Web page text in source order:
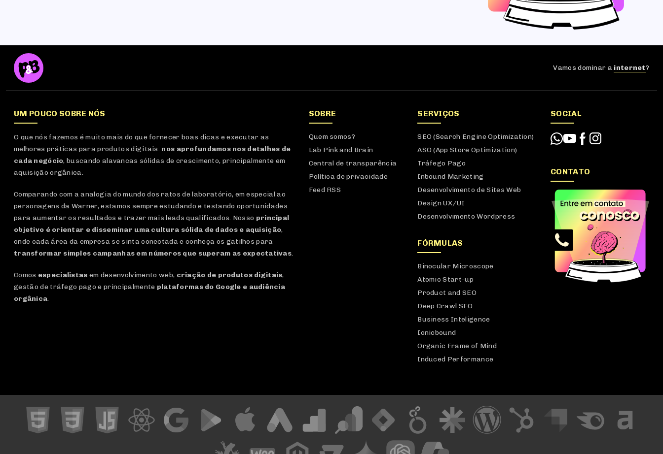
Vamos dominar a internet?
UM POUCO SOBRE NÓS
O que nós fazemos é muito mais do que fornecer boas dicas e executar as
melhores práticas para produtos digitais: nos aprofundamos nos detalhes de
cada negócio, buscando alavancas sólidas de crescimento, principalmente em
aquisição orgânica.
Comparando com a analogia do mundo dos ratos de laboratório, em especial ao
personagens da Warner, estamos sempre estudando e testando oportunidades
para aumentar os resultados e trazer mais leads qualificados. Nosso principal
objetivo é orientar e disseminar uma cultura sólida de dados e aquisição,
onde cada área da empresa se sinta conectada e conheça os gatilhos para
transformar simples campanhas em números que superam as expectativas.
Comos especialistas em desenvolvimento web, criação de produtos digitais,
gestão de tráfego pago e principalmente plataformas do Google e audiência
orgânica.
SOBRE
Quem somos?
Lab Pink and Brain
Central de transparência
Política de privacidade
Feed RSS
SERVIÇOS
SEO (Search Engine Optimization)
ASO (App Store Optimization)
Tráfego Pago
Inbound Marketing
Desenvolvimento de Sites Web
Design UX/UI
Desenvolvimento Wordpress
FÓRMULAS
Binocular Microscope
Atomic Start-up
Product and SEO
Deep Crawl SEO
Business Inteligence
Ionicbound
Organic Frame of Mind
Induced Performance
SOCIAL
CONTATO